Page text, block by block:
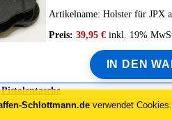
Artikelname: Holster für JPX
Preis: 39,95 € inkl. 19%
IN DEN
Schlottmann.deverwendet Cookies.